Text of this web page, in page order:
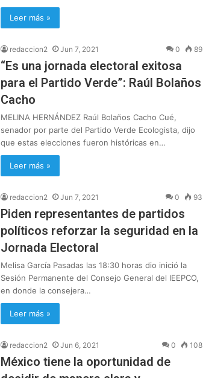
Leer más »
redaccion2 Jun 7, 2021 0 89
“Es una jornada electoral exitosa
para el Partido Verde”: Raúl Bolaños
Cacho
MELINA HERNÁNDEZ Raúl Bolaños Cacho Cué,
senador por parte del Partido Verde Ecologista, dijo
que estas elecciones fueron históricas en…
Leer más »
redaccion2 Jun 7, 2021 0 93
Piden representantes de partidos
políticos reforzar la seguridad en la
Jornada Electoral
Melisa García Pasadas las 18:30 horas dio inició la
Sesión Permanente del Consejo General del IEEPCO,
en donde la consejera…
Leer más »
redaccion2 Jun 6, 2021 0 108
México tiene la oportunidad de